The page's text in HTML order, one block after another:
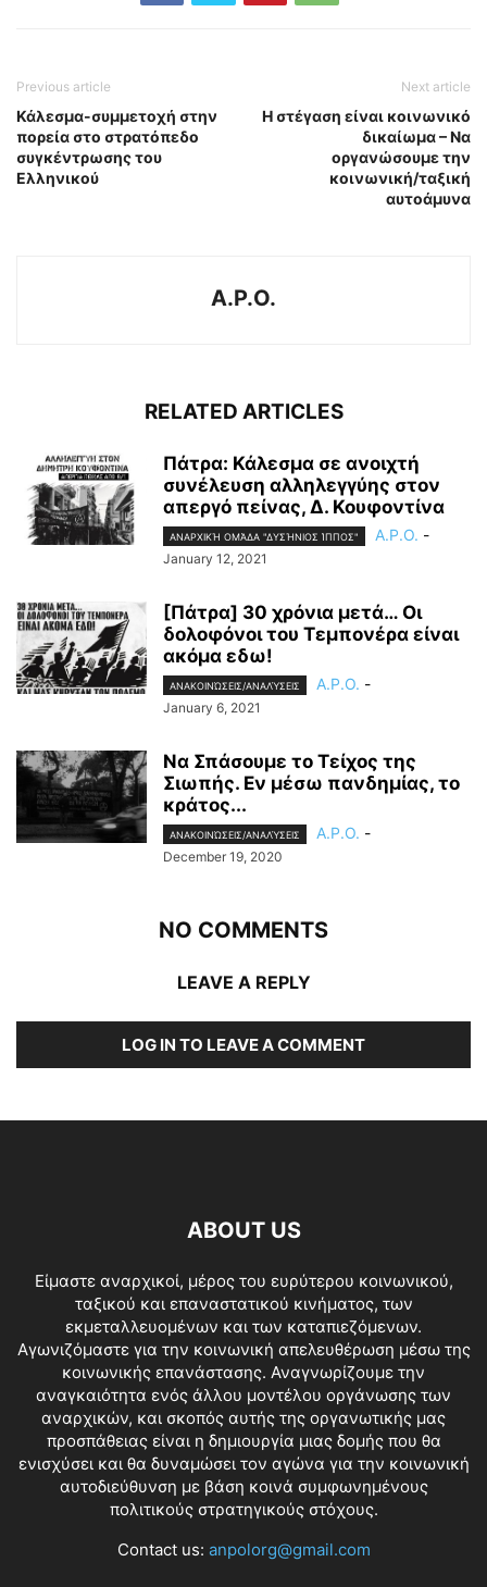
Previous article
Κάλεσμα-συμμετοχή στην
πορεία στο στρατόπεδο
συγκέντρωσης του
Ελληνικού
Next article
Η στέγαση είναι κοινωνικό
δικαίωμα – Να
οργανώσουμε την
κοινωνική/ταξική
αυτοάμυνα
A.P.O.
RELATED ARTICLES
Πάτρα: Κάλεσμα σε ανοιχτή
συνέλευση αλληλεγγύης στον
απεργό πείνας, Δ. Κουφοντίνα
ΑΝΑΡΧΙΚΉ ΟΜΆΔΑ "ΔΥΣΉΝΙΟΣ ΊΠΠΟΣ" A.P.O. -
January 12, 2021
[Πάτρα] 30 χρόνια μετά… Οι
δολοφόνοι του Τεμπονέρα είναι
ακόμα εδω!
ΑΝΑΚΟΙΝΏΣΕΙΣ/ΑΝΑΛΎΣΕΙΣ A.P.O. -
January 6, 2021
Να Σπάσουμε το Τείχος της
Σιωπής. Εν μέσω πανδημίας, το
κράτος...
ΑΝΑΚΟΙΝΏΣΕΙΣ/ΑΝΑΛΎΣΕΙΣ A.P.O. -
December 19, 2020
NO COMMENTS
LEAVE A REPLY
LOG IN TO LEAVE A COMMENT
ABOUT US
Είμαστε αναρχικοί, μέρος του ευρύτερου κοινωνικού,
ταξικού και επαναστατικού κινήματος, των
εκμεταλλευομένων και των καταπιεζόμενων.
Αγωνιζόμαστε για την κοινωνική απελευθέρωση μέσω της
κοινωνικής επανάστασης. Αναγνωρίζουμε την
αναγκαιότητα ενός άλλου μοντέλου οργάνωσης των
αναρχικών, και σκοπός αυτής της οργανωτικής μας
προσπάθειας είναι η δημιουργία μιας δομής που θα
ενισχύσει και θα δυναμώσει τον αγώνα για την κοινωνική
αυτοδιεύθυνση με βάση κοινά συμφωνημένους
πολιτικούς στρατηγικούς στόχους.
Contact us: anpolorg@gmail.com